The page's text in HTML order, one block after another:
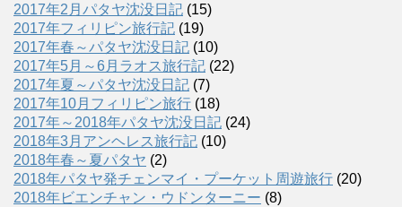
2017年2月パタヤ沈没日記 (15)
2017年フィリピン旅行記 (19)
2017年春～パタヤ沈没日記 (10)
2017年5月～6月ラオス旅行記 (22)
2017年夏～パタヤ沈没日記 (7)
2017年10月フィリピン旅行 (18)
2017年～2018年パタヤ沈没日記 (24)
2018年3月アンヘレス旅行記 (10)
2018年春～夏パタヤ (2)
2018年パタヤ発チェンマイ・プーケット周遊旅行 (20)
2018年ビエンチャン・ウドンターニー (8)